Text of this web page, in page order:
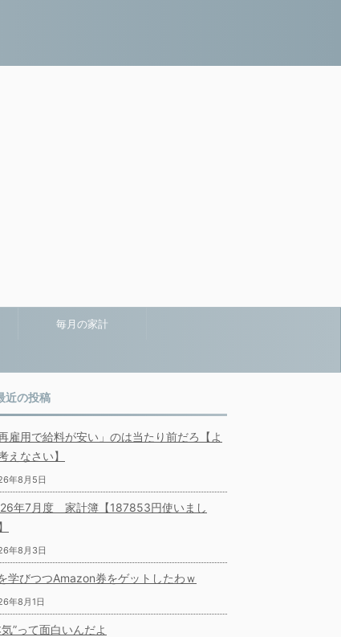
毎月の家計
近の投稿
再雇用で給料が安い」のは当たり前だろ【よ
えなさい】
年8月5日
年7月度 家計簿【187853円使いまし
年8月3日
学びつつAmazon券をゲットしたわｗ
年8月1日
気”って面白いんだよ